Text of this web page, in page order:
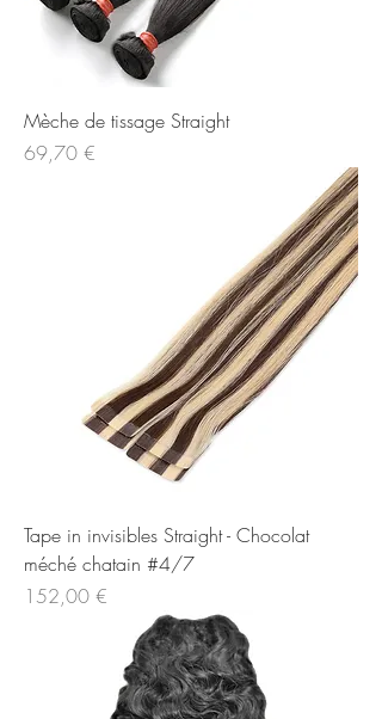
Mèche de tissage Straight
Price
69,70 €
Tape in invisibles Straight - Chocolat
méché chatain #4/7
Price
152,00 €